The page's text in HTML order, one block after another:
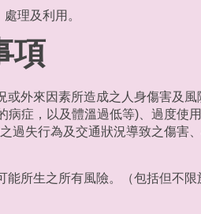
理及利用。
項
外來因素所造成之人身傷害及風
病症，以及體溫過低等)、過度使
過失行為及交通狀況導致之傷害
所生之所有風險。（包括但不限